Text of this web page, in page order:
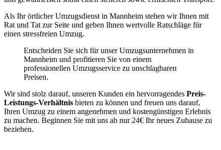
Als Ihr örtlicher Umzugsdienst in Mannheim stehen wir Ihnen mit
Rat und Tat zur Seite und geben Ihnen wertvolle Ratschläge für
einen stressfreien Umzug.
Entscheiden Sie sich für unser Umzugsunternehmen in
Mannheim und profitieren Sie von einem
professionellen Umzugsservice zu unschlagbaren
Preisen.
Wir sind stolz darauf, unseren Kunden ein hervorragendes Preis-
Leistungs-Verhältnis bieten zu können und freuen uns darauf,
Ihren Umzug zu einem angenehmen und kostengünstigen Erlebnis
zu machen. Beginnen Sie mit uns ab nur 24€ Ihr neues Zuhause zu
beziehen.